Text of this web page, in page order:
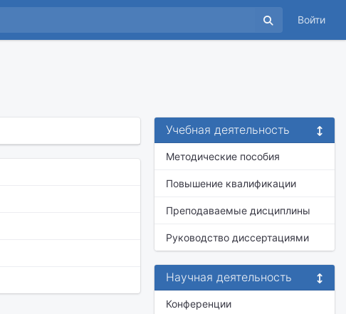
Войти
Учебная деятельность
Методические пособия
Повышение квалификации
Преподаваемые дисциплины
Руководство диссертациями
Научная деятельность
Конференции